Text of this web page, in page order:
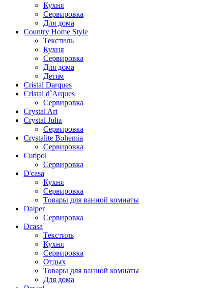
Кухня
Сервировка
Для дома
Country Home Style
Текстиль
Кухня
Сервировка
Для дома
Детям
Cristal Darques
Cristal d`Arques
Сервировка
Crystal Art
Crystal Julia
Сервировка
Crystalite Bohemia
Сервировка
Cutipol
Сервировка
D'casa
Кухня
Сервировка
Товары для ванной комнаты
Dalper
Сервировка
Dcasa
Текстиль
Кухня
Сервировка
Отдых
Товары для ванной комнаты
Для дома